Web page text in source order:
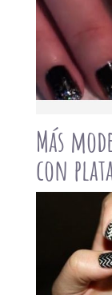
Más
con